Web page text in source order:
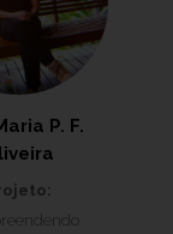
P. F.